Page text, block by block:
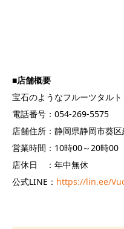
■店舗概要
宝石のようなフルーツタル
電話番号：054-269-5575
店舗住所：静岡県静岡市葵
営業時間：10時00～20時00
店休日 ：年中無休
公式LINE： https://lin.ee/